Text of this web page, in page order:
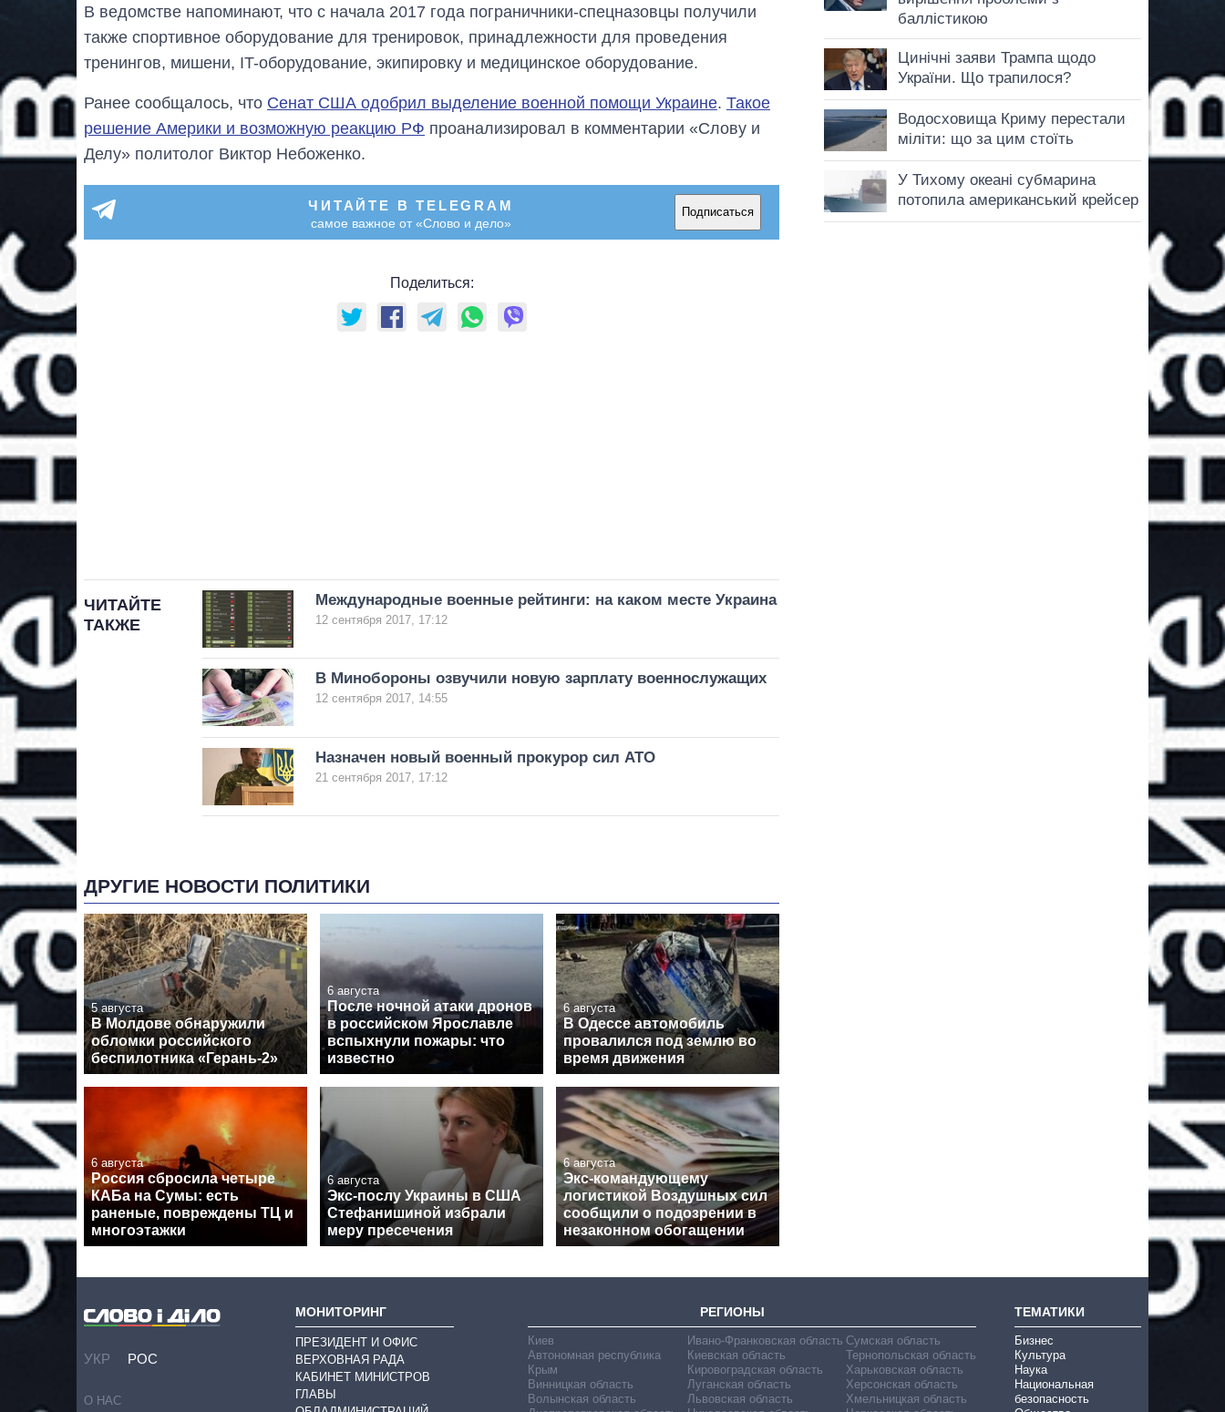
В ведомстве напоминают, что с начала 2017 года пограничники-спецназовцы получили
также спортивное оборудование для тренировок, принадлежности для проведения
тренингов, мишени, IT-оборудование, экипировку и медицинское оборудование.
Ранее сообщалось, что Сенат США одобрил выделение военной помощи Украине. Такое
решение Америки и возможную реакцию РФ проанализировал в комментарии «Слову и
Делу» политолог Виктор Небоженко.
ЧИТАЙТЕ В TELEGRAM
самое важное от «Слово и дело»
Подписаться
Поделиться:
ЧИТАЙТЕ
ТАКЖЕ
Международные военные рейтинги: на каком месте Украина
12 сентября 2017, 17:12
В Минобороны озвучили новую зарплату военнослужащих
12 сентября 2017, 14:55
Назначен новый военный прокурор сил АТО
21 сентября 2017, 17:12
ДРУГИЕ НОВОСТИ ПОЛИТИКИ
5 августа
В Молдове обнаружили
обломки российского
беспилотника «Герань-2»
6 августа
После ночной атаки дронов
в российском Ярославле
вспыхнули пожары: что
известно
6 августа
В Одессе автомобиль
провалился под землю во
время движения
6 августа
Россия сбросила четыре
КАБа на Сумы: есть
раненые, повреждены ТЦ и
многоэтажки
6 августа
Экс-послу Украины в США
Стефанишиной избрали
меру пресечения
6 августа
Экс-командующему
логистикой Воздушных сил
сообщили о подозрении в
незаконном обогащении
УКР РОС
О НАС
МОНИТОРИНГ
ПРЕЗИДЕНТ И ОФИС
ВЕРХОВНАЯ РАДА
КАБИНЕТ МИНИСТРОВ
ГЛАВЫ
РЕГИОНЫ
Киев
Автономная республика
Крым
Винницкая область
Волынская область
Ивано-Франковская область
Киевская область
Кировоградская область
Луганская область
Львовская область
Сумская область
Тернопольская область
Харьковская область
Херсонская область
Хмельницкая область
ТЕМАТИКИ
Бизнес
Культура
Наука
Национальная
безопасность